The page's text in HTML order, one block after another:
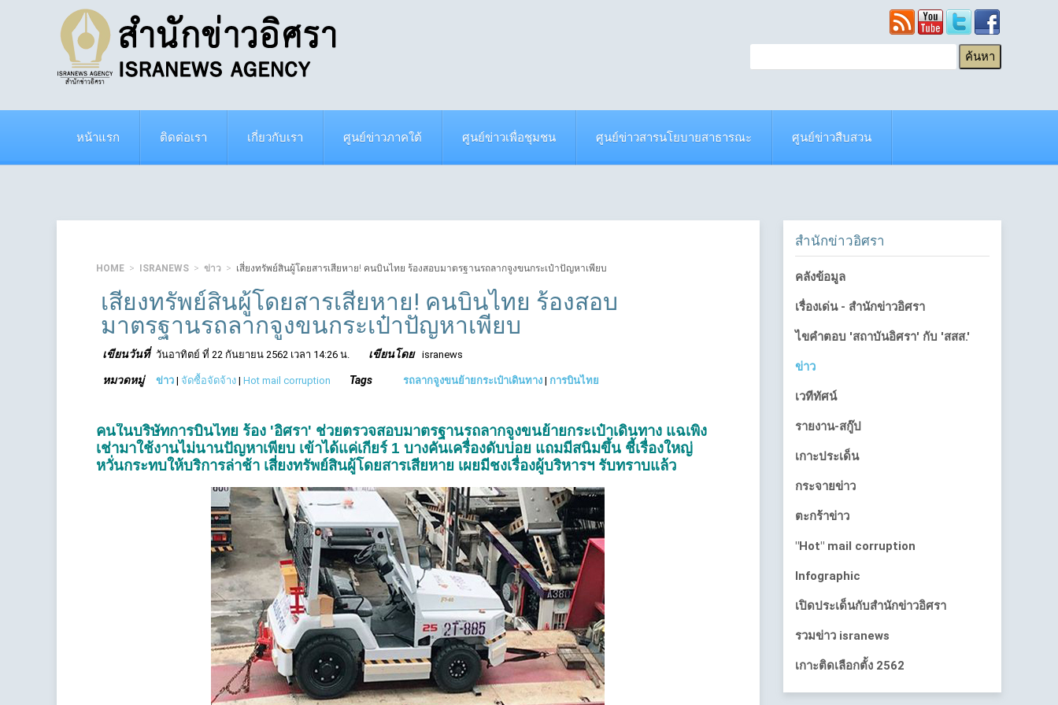
หน้าแรก ติดต่อเรา เกี่ยวกับเรา ศูนย์ข่าวภาคใต้ ศูนย์ข่าวเพื่อชุมชน ศูนย์ข่าวสารนโยบายสาธารณะ ศูนย์ข่าวสืบสวน
HOME ISRANEWS ข่าว เสี่ยงทรัพย์สินผู้โดยสารเสียหาย! คนบินไทย ร้องสอบมาตรฐานรถลากจูงขนกระเป๋าปัญหาเพียบ
เสี่ยงทรัพย์สินผู้โดยสารเสียหาย! คนบินไทย ร้องสอบ
มาตรฐานรถลากจูงขนกระเป๋าปัญหาเพียบ
เขียนวันที่ วันอาทิตย์ ที่ 22 กันยายน 2562 เวลา 14:26 น. เขียนโดย isranews
หมวดหมู่ ข่าว | จัดซื้อจัดจ้าง | Hot mail corruption Tags รถลากจูงขนย้ายกระเป๋าเดินทาง| การบินไทย
คนในบริษัทการบินไทย ร้อง 'อิศรา' ช่วยตรวจสอบมาตรฐานรถลากจูงขนย้ายกระเป๋าเดินทาง แฉเพิ่ง
เช่ามาใช้งานไม่นานปัญหาเพียบ เข้าได้แค่เกียร์ 1 บางคันเครื่องดับบ่อย แถมมีสนิมขึ้น ชี้เรื่องใหญ่
หวั่นกระทบให้บริการล่าช้า เสี่ยงทรัพย์สินผู้โดยสารเสียหาย เผยมีชงเรื่องผู้บริหารฯ รับทราบแล้ว
สำนักข่าวอิศรา
คลังข้อมูล
เรื่องเด่น - สำนักข่าวอิศรา
ไขคำตอบ 'สถาบันอิศรา' กับ 'สสส.'
ข่าว
เวทีทัศน์
รายงาน-สกู๊ป
เกาะประเด็น
กระจายข่าว
ตะกร้าข่าว
"Hot" mail corruption
Infographic
เปิดประเด็นกับสำนักข่าวอิศรา
รวมข่าว isranews
เกาะติดเลือกตั้ง 2562